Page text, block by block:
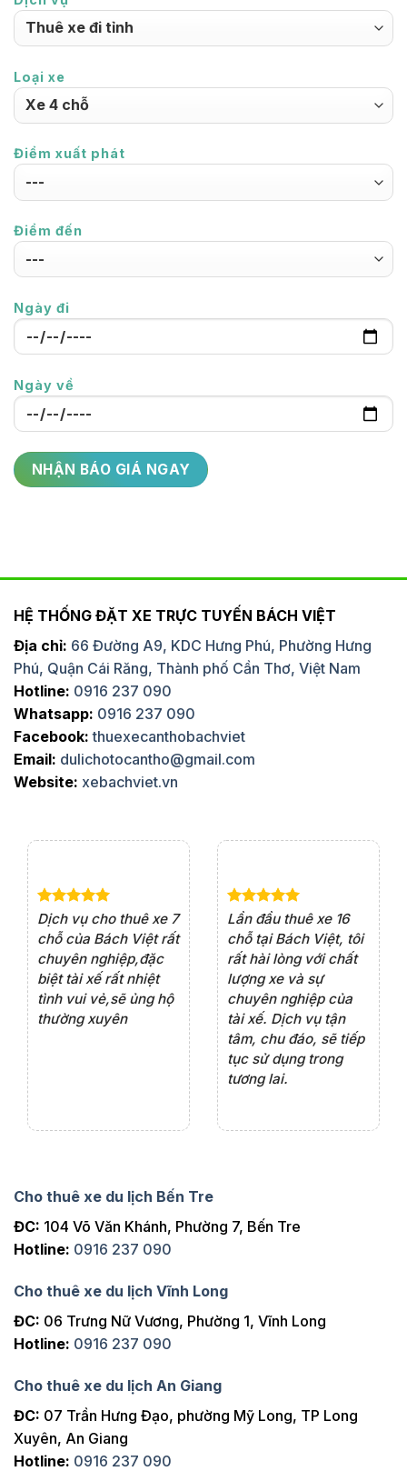
Loại xe
Điểm xuất phát
Điểm đến
Ngày đi
Ngày về
HỆ THỐNG ĐẶT XE TRỰC TUYẾN BÁCH VIỆT
Địa chỉ: 66 Đường A9, KDC Hưng Phú, Phường Hưng
Phú, Quận Cái Răng, Thành phố Cần Thơ, Việt Nam
Hotline: 0916 237 090
Whatsapp: 0916 237 090
Facebook: thuexecanthobachviet
Email: dulichotocantho@gmail.com
Website: xebachviet.vn
Dịch vụ cho thuê xe 7
chỗ của Bách Việt rất
chuyên nghiệp,đặc
biệt tài xế rất nhiệt
tình vui vẻ,sẽ ủng hộ
thường xuyên
Lần đầu thuê xe 16
chỗ tại Bách Việt, tôi
rất hài lòng với chất
lượng xe và sự
chuyên nghiệp của
tài xế. Dịch vụ tận
tâm, chu đáo, sẽ tiếp
tục sử dụng trong
tương lai.
Cho thuê xe du lịch Bến Tre
ĐC: 104 Võ Văn Khánh, Phường 7, Bến Tre
Hotline: 0916 237 090
Cho thuê xe du lịch Vĩnh Long
ĐC: 06 Trưng Nữ Vương, Phường 1, Vĩnh Long
Hotline: 0916 237 090
Cho thuê xe du lịch An Giang
ĐC: 07 Trần Hưng Đạo, phường Mỹ Long, TP Long
Xuyên, An Giang
Hotline: 0916 237 090